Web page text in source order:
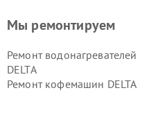
Мы ремонтируем
Ремонт водонагревателей
DELTA
Ремонт кофемашин DELTA